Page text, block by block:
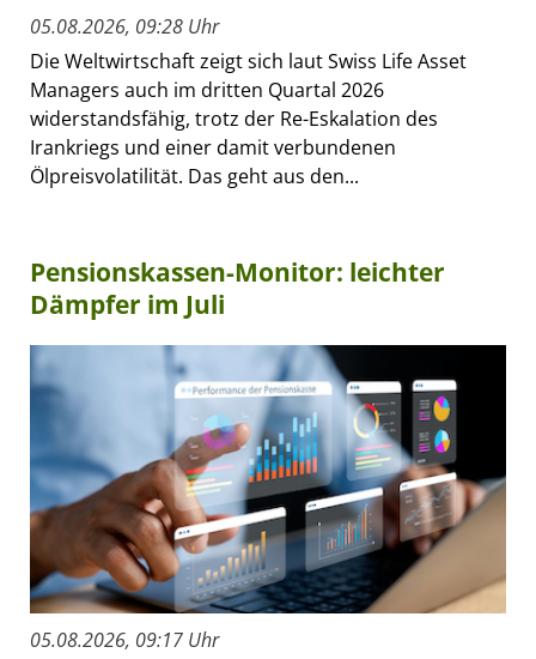
05.08.2026, 09:28 Uhr
Die Weltwirtschaft zeigt sich laut Swiss Life Asset
Managers auch im dritten Quartal 2026
widerstandsfähig, trotz der Re-Eskalation des
Irankriegs und einer damit verbundenen
Ölpreisvolatilität. Das geht aus den...
Pensionskassen-Monitor: leichter
Dämpfer im Juli
05.08.2026, 09:17 Uhr